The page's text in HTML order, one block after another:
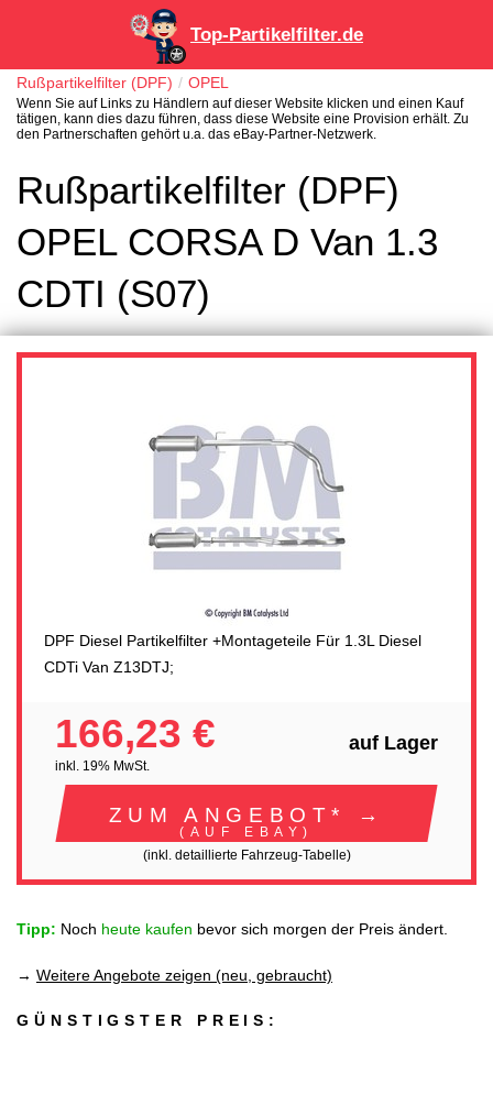
Top-Partikelfilter.de
Rußpartikelfilter (DPF) OPEL
Wenn Sie auf Links zu Händlern auf dieser Website klicken und einen Kauf
tätigen, kann dies dazu führen, dass diese Website eine Provision erhält. Zu
den Partnerschaften gehört u.a. das eBay-Partner-Netzwerk.
Rußpartikelfilter (DPF)
OPEL CORSA D Van 1.3
CDTI (S07)
DPF Diesel Partikelfilter +Montageteile Für 1.3L Diesel
CDTi Van Z13DTJ;
166,23 €
inkl. 19% MwSt.
auf Lager
ZUM ANGEBOT* →
(AUF EBAY)
(inkl. detaillierte Fahrzeug-Tabelle)
Tipp: Noch heute kaufen bevor sich morgen der Preis ändert.
→ Weitere Angebote zeigen (neu, gebraucht)
GÜNSTIGSTER PREIS: